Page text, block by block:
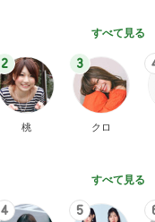
すべて見る
2
桃
3
クロ
すべて見る
4 5